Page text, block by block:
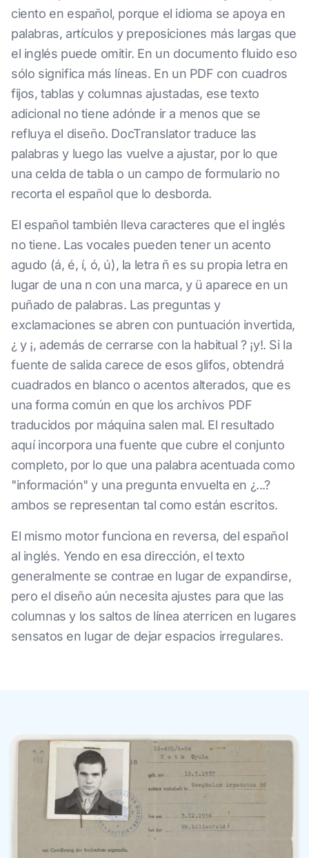
ciento en español, porque el idioma se apoya en
palabras, artículos y preposiciones más largas que
el inglés puede omitir. En un documento fluido eso
sólo significa más líneas. En un PDF con cuadros
fijos, tablas y columnas ajustadas, ese texto
adicional no tiene adónde ir a menos que se
refluya el diseño. DocTranslator traduce las
palabras y luego las vuelve a ajustar, por lo que
una celda de tabla o un campo de formulario no
recorta el español que lo desborda.
El español también lleva caracteres que el inglés
no tiene. Las vocales pueden tener un acento
agudo (á, é, í, ó, ú), la letra ñ es su propia letra en
lugar de una n con una marca, y ü aparece en un
puñado de palabras. Las preguntas y
exclamaciones se abren con puntuación invertida,
¿ y ¡, además de cerrarse con la habitual ? ¡y!. Si la
fuente de salida carece de esos glifos, obtendrá
cuadrados en blanco o acentos alterados, que es
una forma común en que los archivos PDF
traducidos por máquina salen mal. El resultado
aquí incorpora una fuente que cubre el conjunto
completo, por lo que una palabra acentuada como
"información" y una pregunta envuelta en ¿...?
ambos se representan tal como están escritos.
El mismo motor funciona en reversa, del español
al inglés. Yendo en esa dirección, el texto
generalmente se contrae en lugar de expandirse,
pero el diseño aún necesita ajustes para que las
columnas y los saltos de línea aterricen en lugares
sensatos en lugar de dejar espacios irregulares.